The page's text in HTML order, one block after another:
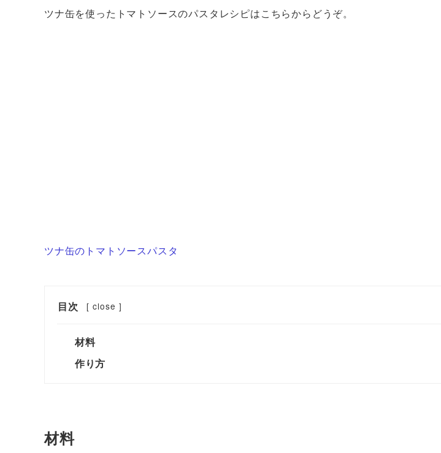
ツナ缶を使ったトマトソースのパスタレシピはこちらからどうぞ。
ツナ缶のトマトソースパスタ
目次 [ close ]
材料
作り方
材料